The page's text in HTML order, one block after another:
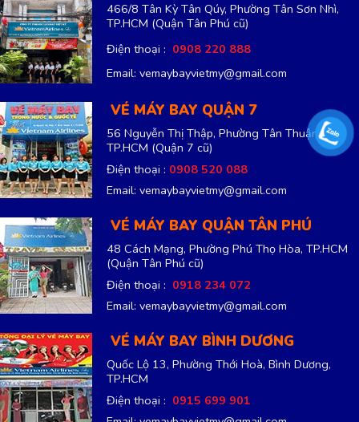
466/8 Tân Kỳ Tân Qúy, Phường Tân Sơn Nhì,
TP.HCM (Quận Tân Phú cũ)
Điện thoại : 0908 220 888
Email: vemaybayvietmy@gmail.com
VÉ MÁY BAY QUẬN 7
56 Nguyễn Thị Thập, Phường Tân Thuận,
TP.HCM (Quận 7 cũ)
Điện thoại : 0908 520 088
Email: vemaybayvietmy@gmail.com
VÉ MÁY BAY QUẬN TÂN PHÚ
48 Cách Mạng, Phường Phú Thọ Hòa, TP.HCM
(Quận Tân Phú cũ)
Điện thoại : 0918 234 072
Email: vemaybayvietmy@gmail.com
VÉ MÁY BAY BÌNH DƯƠNG
Quốc Lộ 13, Phường Thới Hoà, Bình Dương,
TP.HCM
Điện thoại : 0915 699 901